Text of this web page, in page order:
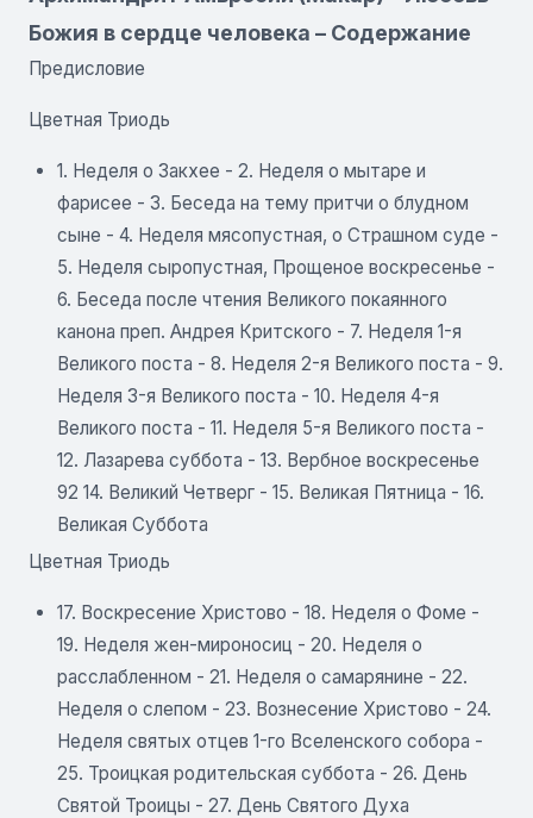
Божия в сердце человека – Содержание
Предисловие
Цветная Триодь
1. Неделя о Закхее - 2. Неделя о мытаре и
фарисее - 3. Беседа на тему притчи о блудном
сыне - 4. Неделя мясопустная, о Страшном суде -
5. Неделя сыропустная, Прощеное воскресенье -
6. Беседа после чтения Великого покаянного
канона преп. Андрея Критского - 7. Неделя 1-я
Великого поста - 8. Неделя 2-я Великого поста - 9.
Неделя 3-я Великого поста - 10. Неделя 4-я
Великого поста - 11. Неделя 5-я Великого поста -
12. Лазарева суббота - 13. Вербное воскресенье
92 14. Великий Четверг - 15. Великая Пятница - 16.
Великая Суббота
Цветная Триодь
17. Воскресение Христово - 18. Неделя о Фоме -
19. Неделя жен-мироносиц - 20. Неделя о
расслабленном - 21. Неделя о самарянине - 22.
Неделя о слепом - 23. Вознесение Христово - 24.
Неделя святых отцев 1-го Вселенского собора -
25. Троицкая родительская суббота - 26. День
Святой Троицы - 27. День Святого Духа